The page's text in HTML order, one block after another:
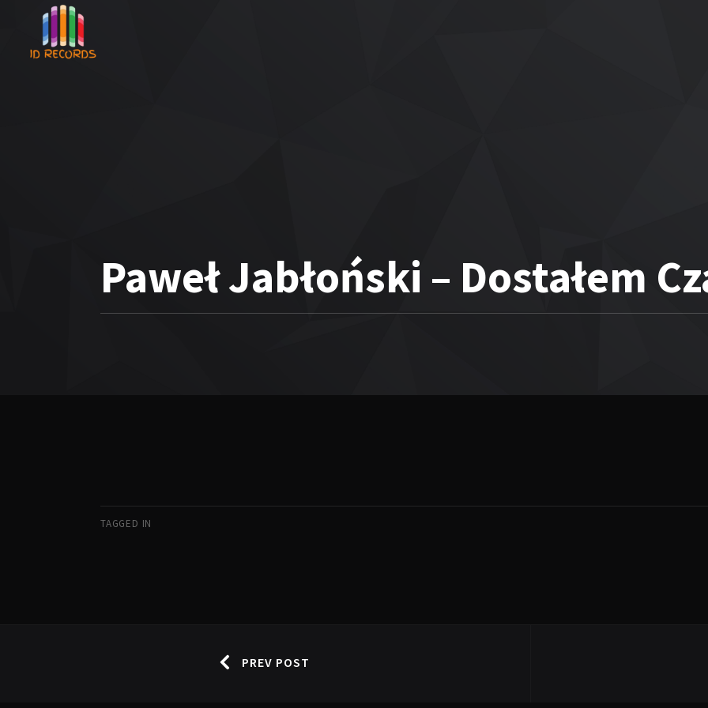
Paweł Jabłoński – Dostałem
TAGGED IN
PREV POST